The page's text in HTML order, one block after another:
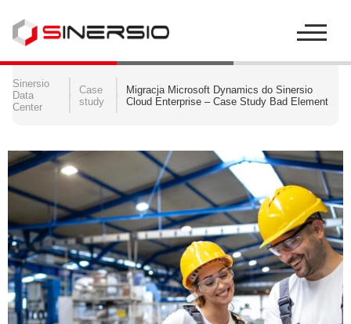
Szukaj:
Sinersio
Data
Center
Case
study
Migracja Microsoft Dynamics do Sinersio
Cloud Enterprise – Case Study Bad Element